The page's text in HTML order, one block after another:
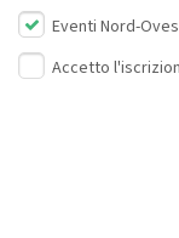
Eventi Nord-
Accetto